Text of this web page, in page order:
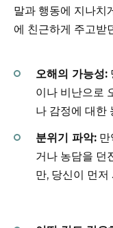
말과 행동에 지나치
에 친근하게 주고받
오해의 가능성:
이나 비난으로
나 감정에 대한
분위기 파악: 만
거나 농담을 던
만, 당신이 먼